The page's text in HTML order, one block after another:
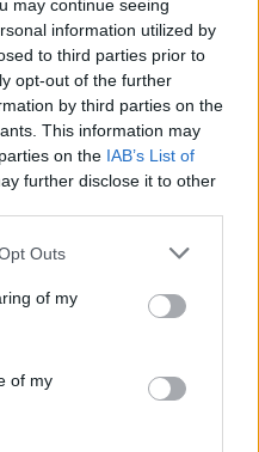
may continue seeing
information utilized by
to third parties prior to
opt-out of the further
by third parties on the
This information may
on the IAB’s List of
further disclose it to other
Outs
of my
of my
δεν μπορεί να
σε δέκα